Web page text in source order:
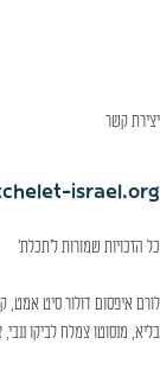
יצירת קשר
israel.org
כל הזכויות שמורות ל׳תכלת׳
לורם איפסום דולור סיט אמט,
בליא, מנסוטו צמלח לביקו ננבי,